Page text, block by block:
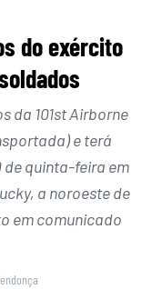
do exército
da 101st Airborne
e terá
quinta-feira em
a noroeste de
em comunicado